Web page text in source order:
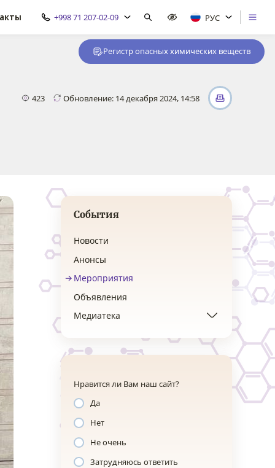
+998 71 207-02-09 РУС
Регистр опасных химических веществ
423 Обновление: 14 декабря 2024, 14:58
События
Новости
Анонсы
Мероприятия
Объявления
Медиатека
Нравится ли Вам наш сайт?
Да
Нет
Не очень
Затрудняюсь ответить